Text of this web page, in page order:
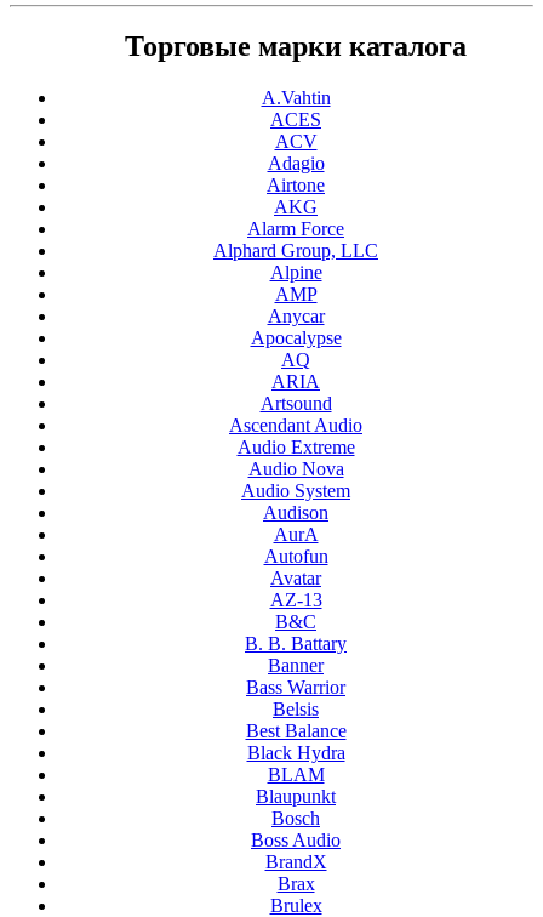
Торговые марки каталога
A.Vahtin
ACES
ACV
Adagio
Airtone
AKG
Alarm Force
Alphard Group, LLC
Alpine
AMP
Anycar
Apocalypse
AQ
ARIA
Artsound
Ascendant Audio
Audio Extreme
Audio Nova
Audio System
Audison
AurA
Autofun
Avatar
AZ-13
B&C
B. B. Battary
Banner
Bass Warrior
Belsis
Best Balance
Black Hydra
BLAM
Blaupunkt
Bosch
Boss Audio
BrandX
Brax
Brulex